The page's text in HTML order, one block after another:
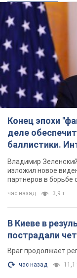
Конец эпохи
деле
баллистики.
Владимир
изложил новое
партнеров в борьбе
час назад 3,9 т.
В Киеве в
пострадали
Враг продолжает
час назад 11,1